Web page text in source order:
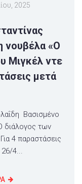
2025
νουβέλα «Ο
Μιγκέλ ντε
μετά
Βασισμένο
διάλογος των
4 παραστάσεις
4...